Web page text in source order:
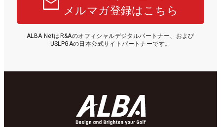
メルマガ登録はこちら
ALBA NetはR&Aのオフィシャルデジタルパートナー、および
USLPGAの日本公式サイトパートナーです。